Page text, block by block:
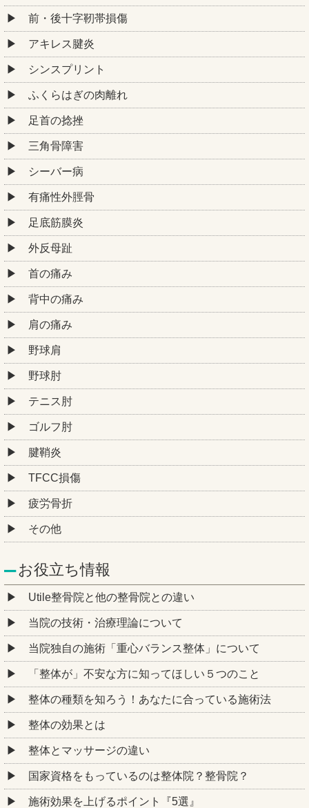
前・後十字靭帯損傷
アキレス腱炎
シンスプリント
ふくらはぎの肉離れ
足首の捻挫
三角骨障害
シーバー病
有痛性外脛骨
足底筋膜炎
外反母趾
首の痛み
背中の痛み
肩の痛み
野球肩
野球肘
テニス肘
ゴルフ肘
腱鞘炎
TFCC損傷
疲労骨折
その他
お役立ち情報
Utile整骨院と他の整骨院との違い
当院の技術・治療理論について
当院独自の施術「重心バランス整体」について
「整体が」不安な方に知ってほしい５つのこと
整体の種類を知ろう！あなたに合っている施術法
整体の効果とは
整体とマッサージの違い
国家資格をもっているのは整体院？整骨院？
施術効果を上げるポイント『5選』